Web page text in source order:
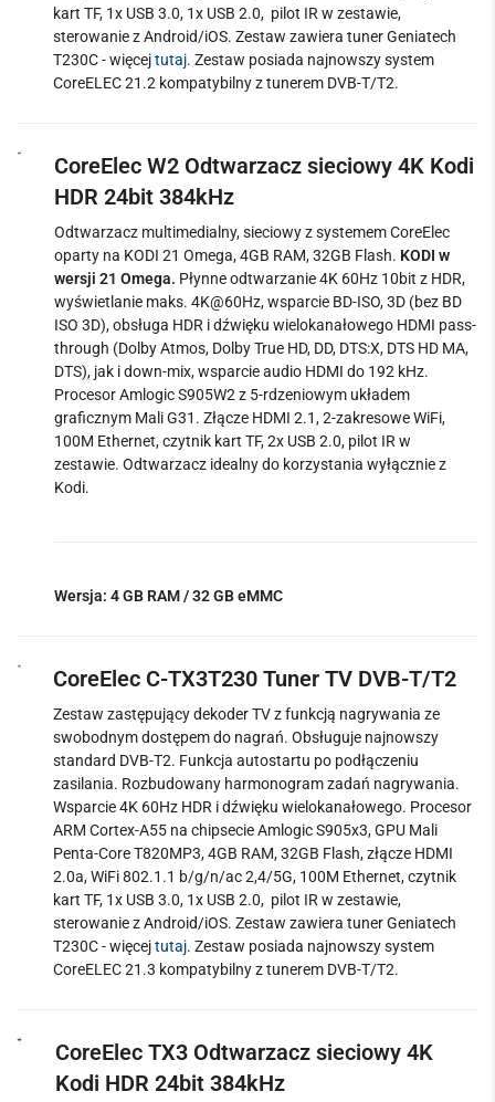
kart TF, 1x USB 3.0, 1x USB 2.0, pilot IR w zestawie,
sterowanie z Android/iOS. Zestaw zawiera tuner Geniatech
T230C - więcejtutaj.Zestaw posiada najnowszy system
CoreELEC 21.2 kompatybilny z tunerem DVB-T/T2.
CoreElec W2 Odtwarzacz sieciowy 4K Kodi
HDR 24bit 384kHz
Odtwarzacz multimedialny, sieciowy z systemem CoreElec
oparty na KODI 21 Omega, 4GB RAM, 32GB Flash. KODI w
wersji 21 Omega. Płynne odtwarzanie 4K 60Hz 10bit z HDR,
wyświetlanie maks. 4K@60Hz, wsparcie BD-ISO, 3D (bez BD
ISO 3D), obsługa HDR i dźwięku wielokanałowego HDMI pass-
through (Dolby Atmos, Dolby True HD, DD, DTS:X, DTS HD MA,
DTS), jak i down-mix, wsparcie audio HDMI do 192 kHz.
Procesor Amlogic S905W2 z 5-rdzeniowym układem
graficznym Mali G31. Złącze HDMI 2.1, 2-zakresowe WiFi,
100M Ethernet, czytnik kart TF, 2x USB 2.0, pilot IR w
zestawie. Odtwarzacz idealny do korzystania wyłącznie z
Kodi.
Wersja: 4 GB RAM / 32 GB eMMC
CoreElec C-TX3T230 Tuner TV DVB-T/T2
Zestaw zastępujący dekoder TV z funkcją nagrywania ze
swobodnym dostępem do nagrań. Obsługuje najnowszy
standard DVB-T2. Funkcja autostartu po podłączeniu
zasilania. Rozbudowany harmonogram zadań nagrywania.
Wsparcie 4K 60Hz HDR i dźwięku wielokanałowego. Procesor
ARM Cortex-A55 na chipsecie Amlogic S905x3, GPU Mali
Penta-Core T820MP3, 4GB RAM, 32GB Flash, złącze HDMI
2.0a, WiFi 802.1.1 b/g/n/ac 2,4/5G, 100M Ethernet, czytnik
kart TF, 1x USB 3.0, 1x USB 2.0, pilot IR w zestawie,
sterowanie z Android/iOS. Zestaw zawiera tuner Geniatech
T230C - więcejtutaj.Zestaw posiada najnowszy system
CoreELEC 21.3 kompatybilny z tunerem DVB-T/T2.
CoreElec TX3 Odtwarzacz sieciowy 4K
Kodi HDR 24bit 384kHz